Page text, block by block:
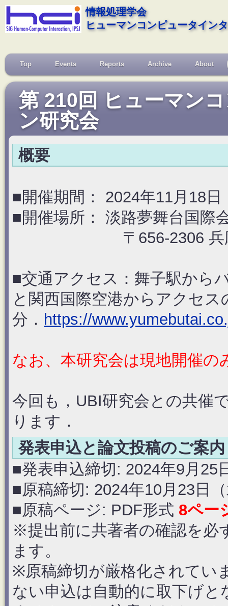
情報処理学会
ヒューマンコンピュータイン
Top Events Reports Archive About
第 210回 ヒューマン
ン研究会
概要
■開催期間： 2024年11月18
■開催場所： 淡路夢舞台国際
〒656-2306 兵庫県
■交通アクセス：舞子駅から
と関西国際空港からアクセ
分． https://
なお、本研究会は現地開催の
今回も，UBI研究会との共催
ります．
発表申込と論文投稿のご案内
■発表申込締切: 2024年9月25
■原稿締切: 2024年10月23日
■原稿ページ: PDF形式 8ペー
※提出前に共著者の確認を必
ます。
※原稿締切が厳格化されてい
ない申込は自動的に取下げ